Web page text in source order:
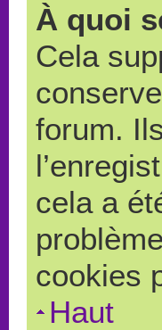
À quoi
Cela
forum.
cela a
cookies
Haut